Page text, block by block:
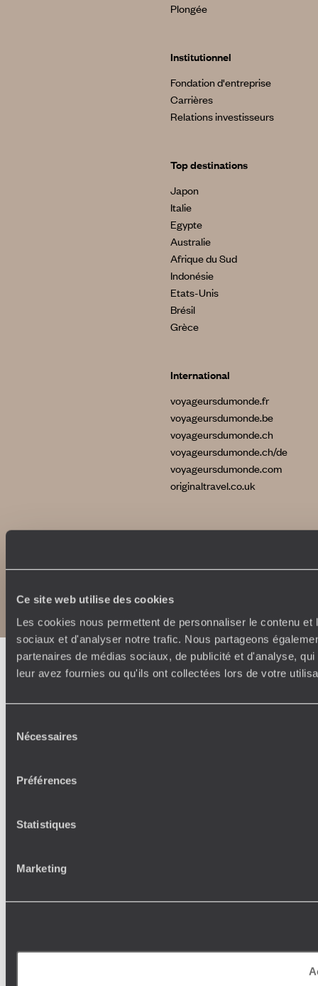
Ce site web utilise des cookies
Les cookies nous permettent de personnaliser le contenu
sociaux et d'analyser notre trafic. Nous partageons
partenaires de médias sociaux, de publicité et d'analyse,
leur avez fournies ou qu'ils ont collectées lors de votre
Nécessaires
Préférences
Statistiques
Marketing
Plongée
Institutionnel
Fondation d'entreprise
Carrières
Relations investisseurs
Top destinations
Japon
Italie
Egypte
Australie
Afrique du Sud
Indonésie
Etats-Unis
Brésil
Grèce
International
voyageursdumonde.fr
voyageursdumonde.be
voyageursdumonde.ch
voyageursdumonde.ch/de
voyageursdumonde.com
originaltravel.co.uk
Politique de confidentialité et de Cookies
Notice légale et CGU